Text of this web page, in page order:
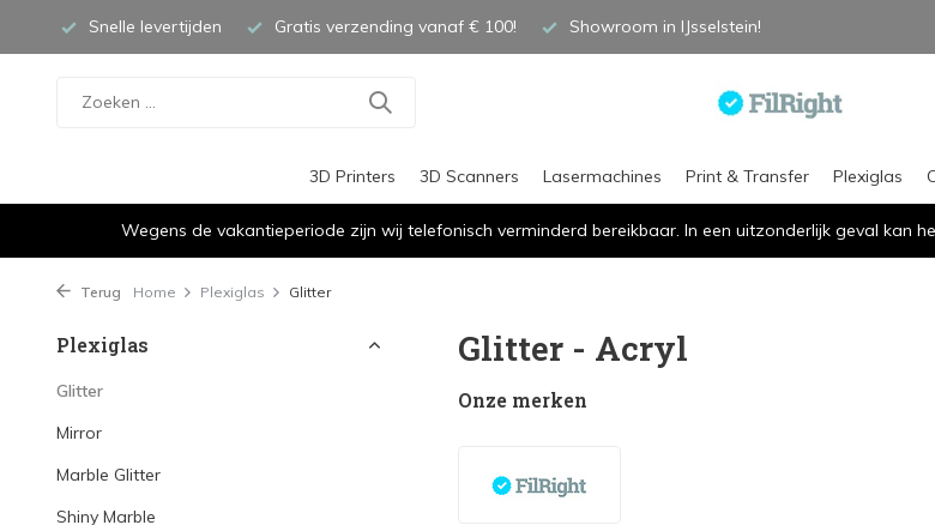
Snelle levertijden Gratis verzending vanaf € 100! Showroom in IJsselstein!
3D Printers 3D Scanners Lasermachines Print & Transfer Plexiglas
Wegens de vakantieperiode zijn wij telefonisch verminderd bereikbaar. In een uitzonderlijk geval kan
Terug Home Plexiglas Glitter
Plexiglas
Glitter
Mirror
Marble Glitter
Shiny Marble
Glitter - Acryl
Onze merken